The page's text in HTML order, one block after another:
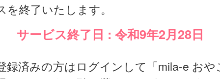
を終了いたします。
サービス終了日 : 令和9年2月28日
録済みの方はログインして「mila-e おや